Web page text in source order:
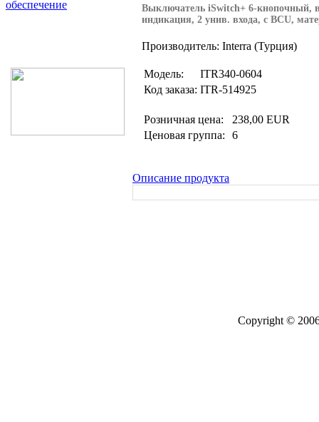
обеспечение
Выключатель iSwitch+ 6-кнопочный,
индикация, 2 унив. входа, с BCU,
Производитель: Interra (Турция)
Модель:
ITR340-0604
Код заказа: ITR-514925
Розничная цена:
238,00 EUR
Ценовая группа:
6
Описание продукта
Copyright ©